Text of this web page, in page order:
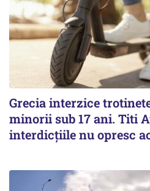
Grecia interzice
minorii sub 17 ani. Titi
interdicţiile nu opresc